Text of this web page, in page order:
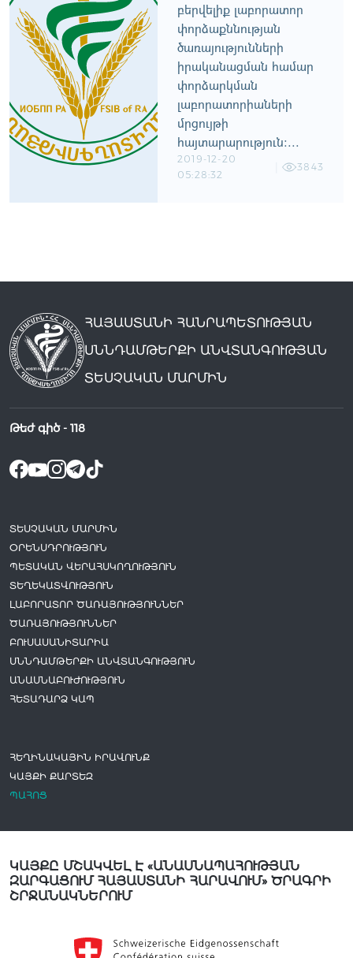
բերվելիք լաբորատոր
փորձաքննության
ծառայությունների
իրականացման համար
փորձարկման
լաբորատորիաների
մրցույթի
հայտարարություն:...
2019-12-20
05:28:32
3843
ՀԱՅԱՍՏԱՆԻ ՀԱՆՐԱՊԵՏՈՒԹՅԱՆ
ՍՆՆԴԱՄԹԵՐՔԻ ԱՆՎՏԱՆԳՈՒԹՅԱՆ
ՏԵՍՉԱԿԱՆ ՄԱՐՄԻՆ
Թեժ գիծ - 118
ՏԵՍՉԱԿԱՆ ՄԱՐՄԻՆ
ՕՐԵՆՍԴՐՈՒԹՅՈՒՆ
ՊԵՏԱԿԱՆ ՎԵՐԱՀՍԿՈՂՈՒԹՅՈՒՆ
ՏԵՂԵԿԱՏՎՈՒԹՅՈՒՆ
ԼԱԲՈՐԱՏՈՐ ԾԱՌԱՅՈՒԹՅՈՒՆՆԵՐ
ԾԱՌԱՅՈՒԹՅՈՒՆՆԵՐ
ԲՈՒՍԱՍԱՆԻՏԱՐԻԱ
ՍՆՆԴԱՄԹԵՐՔԻ ԱՆՎՏԱՆԳՈՒԹՅՈՒՆ
ԱՆԱՍՆԱԲՈՒԺՈՒԹՅՈՒՆ
ՀԵՏԱԴԱՐՁ ԿԱՊ
ՀԵՂԻՆԱԿԱՅԻՆ ԻՐԱՎՈՒՆՔ
ԿԱՅՔԻ ՔԱՐՏԵԶ
ՊԱՀՈՑ
ԿԱՅՔԸ ՄՇԱԿՎԵԼ Է «ԱՆԱՍՆԱՊԱՀՈՒԹՅԱՆ
ԶԱՐԳԱՑՈՒՄ ՀԱՅԱՍՏԱՆԻ ՀԱՐԱՎՈՒՄ» ԾՐԱԳՐԻ
ՇՐՋԱՆԱԿՆԵՐՈՒՄ